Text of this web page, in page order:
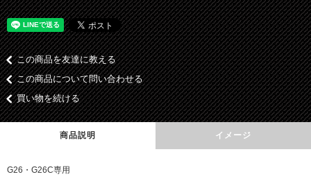
この商品を友達に教える
この商品について問い合わせる
買い物を続ける
商品説明 イメージ
G26・G26C専用